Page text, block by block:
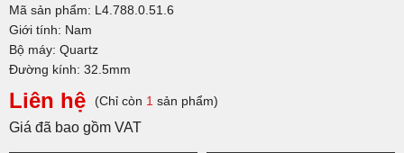
Mã sản phẩm: L4.788.0.51.6
Giới tính: Nam
Bộ máy: Quartz
Đường kính: 32.5mm
Liên hệ (Chỉ còn 1 sản phẩm)
Giá đã bao gồm VAT